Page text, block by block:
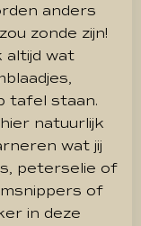
anders
zonde zijn!
altijd wat
tafel staan.
natuurlijk
wat jij
peterselie of
of
in deze